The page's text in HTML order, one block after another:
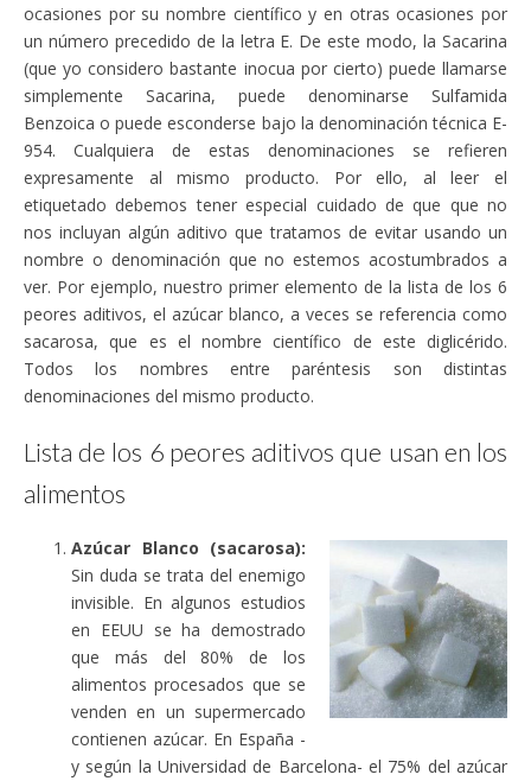
ocasiones por su nombre científico y en otras ocasiones por
un número precedido de la letra E. De este modo, la Sacarina
(que yo considero bastante inocua por cierto) puede llamarse
simplemente Sacarina, puede denominarse Sulfamida
Benzoica o puede esconderse bajo la denominación técnica E-
954. Cualquiera de estas denominaciones se refieren
expresamente al mismo producto. Por ello, al leer el
etiquetado debemos tener especial cuidado de que que no
nos incluyan algún aditivo que tratamos de evitar usando un
nombre o denominación que no estemos acostumbrados a
ver. Por ejemplo, nuestro primer elemento de la lista de los 6
peores aditivos, el azúcar blanco, a veces se referencia como
sacarosa, que es el nombre científico de este diglicérido.
Todos los nombres entre paréntesis son distintas
denominaciones del mismo producto.
Lista de los 6 peores aditivos que usan en los
alimentos
Azúcar Blanco (sacarosa):
Sin duda se trata del enemigo
invisible. En algunos estudios
en EEUU se ha demostrado
que más del 80% de los
alimentos procesados que se
venden en un supermercado
contienen azúcar. En España -
y según la Universidad de Barcelona- el 75% del azúcar